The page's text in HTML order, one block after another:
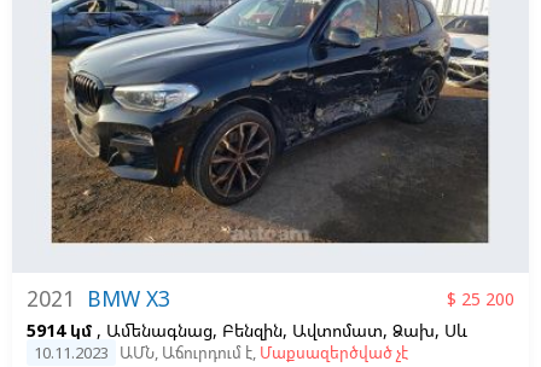
2021 BMW X3
$ 25 200
5914 կմ , Ամենագնաց, Բենզին, Ավտոմատ, Ձախ, Սև
10.11.2023 ԱՄՆ, Աճուրդում է, Մաքսազերծված չէ